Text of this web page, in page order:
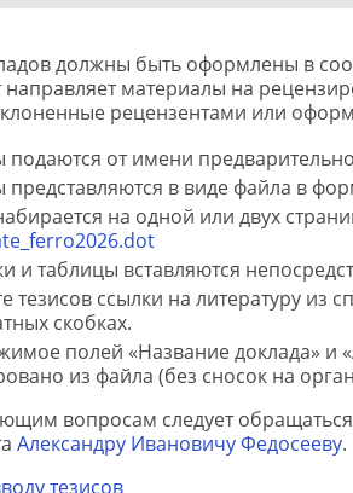
должны быть оформлены в
направляет материалы на
рецензентами или
подаются от имени
представляются в виде файла в
на одной или двух
и таблицы вставляются
тезисов ссылки на литературу из
скобках.
полей «Название доклада» и
из файла (без сносок на
вопросам следует
Александру Ивановичу Федосееву.
тезисов